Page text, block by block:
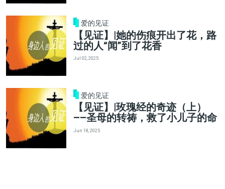
爱的见证
【见证】|她的伤痕开出了花，路
过的人“闻”到了花香
Jul 02, 2025
爱的见证
【见证】|玫瑰经的奇迹（上）
——圣母的转祷，救了小儿子的命
Jun 18, 2025